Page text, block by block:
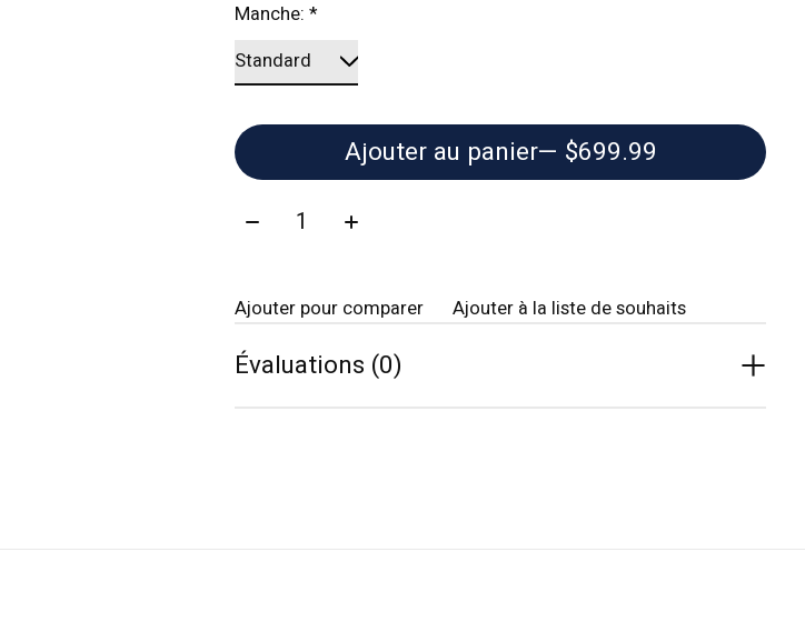
Manche:*
Ajouter au panier
— $699.99
Quantité:
Ajouter pour comparer Ajouter à la liste de souhaits
Évaluations (0)